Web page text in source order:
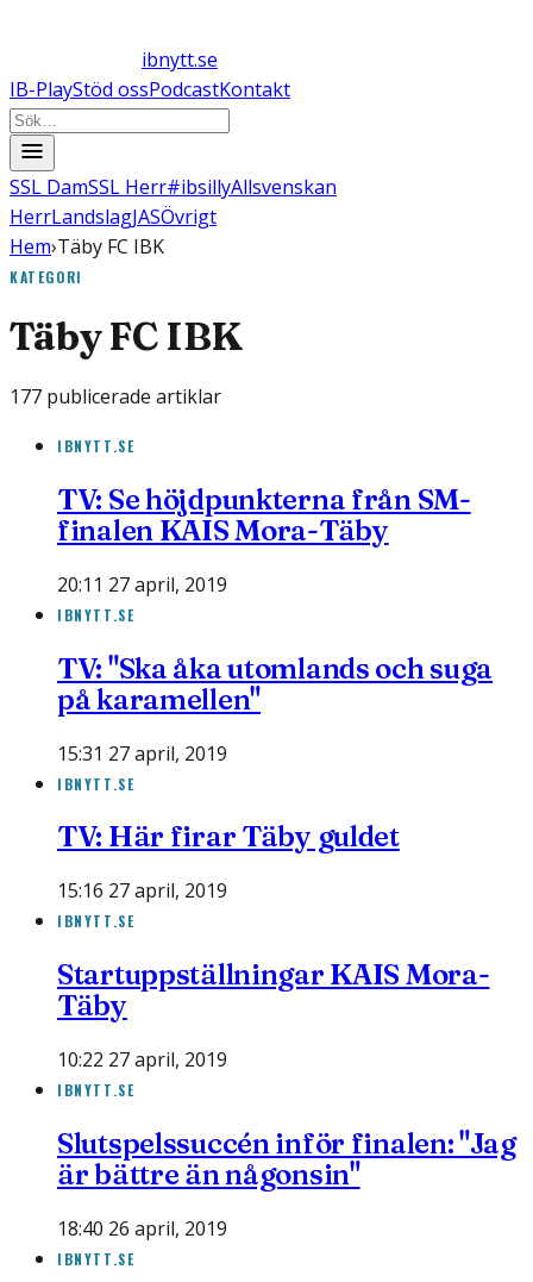
ibnytt.se
IB-PlayStöd ossPodcastKontakt
SSL DamSSL Herr#ibsillyAllsvenskan
HerrLandslagJASÖvrigt
Hem›Täby FC IBK
KATEGORI
Täby FC IBK
177 publicerade artiklar
IBNYTT.SE
TV: Se höjdpunkterna från SM-
finalen KAIS Mora-Täby
20:11 27 april, 2019
IBNYTT.SE
TV: "Ska åka utomlands och suga
på karamellen"
15:31 27 april, 2019
IBNYTT.SE
TV: Här firar Täby guldet
15:16 27 april, 2019
IBNYTT.SE
Startuppställningar KAIS Mora-
Täby
10:22 27 april, 2019
IBNYTT.SE
Slutspelssuccén inför finalen: "Jag
är bättre än någonsin"
18:40 26 april, 2019
IBNYTT.SE